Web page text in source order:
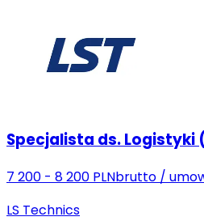
Specjalista ds. Logistyki
7 200 - 8 200 PLNbrutto /
LS Technics